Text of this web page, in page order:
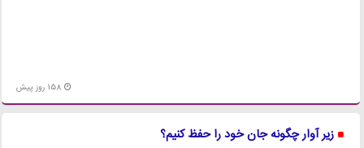
158 روز پیش
زیر آوار چگونه جان خود را حفظ کنیم؟